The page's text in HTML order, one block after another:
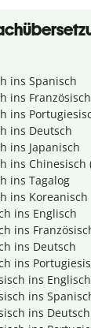
ins Spanisch
ins Französisch
ins
ins Deutsch
ins Japanisch
ins Chinesisch
ins Tagalog
ins Koreanisch
ins Englisch
ins
ins Deutsch
ins
ins Englisch
ins
ins Deutsch